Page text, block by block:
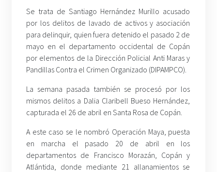
Se trata de Santiago Hernández Murillo acusado
por los delitos de lavado de activos y asociación
para delinquir, quien fuera detenido el pasado 2 de
mayo en el departamento occidental de Copán
por elementos de la Dirección Policial Anti Maras y
Pandillas Contra el Crimen Organizado (DIPAMPCO).
La semana pasada también se procesó por los
mismos delitos a Dalia Claribell Bueso Hernández,
capturada el 26 de abril en Santa Rosa de Copán.
A este caso se le nombró Operación Maya, puesta
en marcha el pasado 20 de abril en los
departamentos de Francisco Morazán, Copán y
Atlántida, donde mediante 21 allanamientos se